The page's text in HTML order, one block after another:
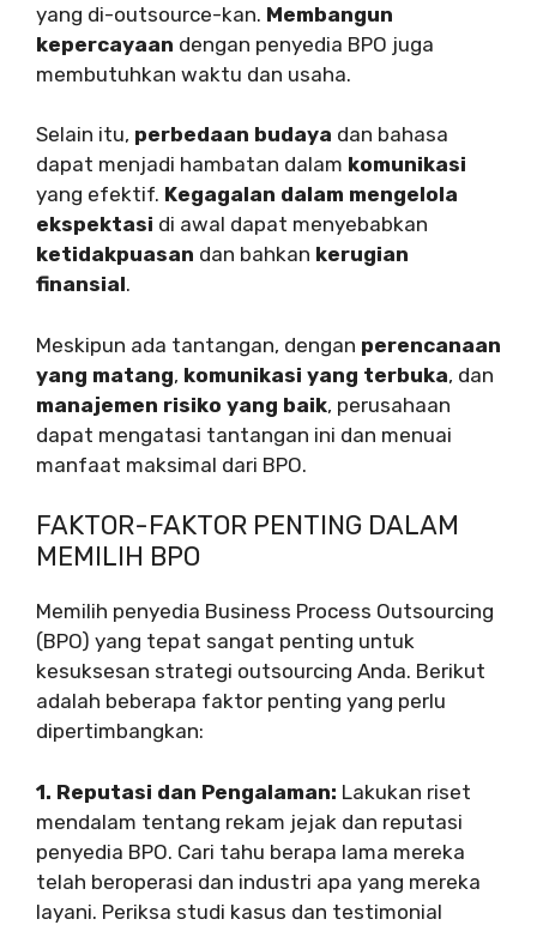
yang di-outsource-kan. Membangun
kepercayaan dengan penyedia BPO juga
membutuhkan waktu dan usaha.
Selain itu, perbedaan budaya dan bahasa
dapat menjadi hambatan dalam komunikasi
yang efektif. Kegagalan dalam mengelola
ekspektasi di awal dapat menyebabkan
ketidakpuasan dan bahkan kerugian
finansial.
Meskipun ada tantangan, dengan perencanaan
yang matang, komunikasi yang terbuka, dan
manajemen risiko yang baik, perusahaan
dapat mengatasi tantangan ini dan menuai
manfaat maksimal dari BPO.
FAKTOR-FAKTOR PENTING DALAM
MEMILIH BPO
Memilih penyedia Business Process Outsourcing
(BPO) yang tepat sangat penting untuk
kesuksesan strategi outsourcing Anda. Berikut
adalah beberapa faktor penting yang perlu
dipertimbangkan:
1. Reputasi dan Pengalaman: Lakukan riset
mendalam tentang rekam jejak dan reputasi
penyedia BPO. Cari tahu berapa lama mereka
telah beroperasi dan industri apa yang mereka
layani. Periksa studi kasus dan testimonial